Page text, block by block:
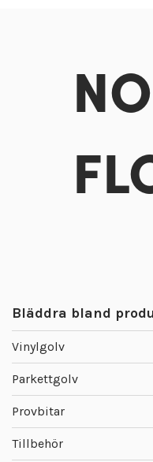
Bläddra bland
Vinylgolv
Parkettgolv
Provbitar
Tillbehör